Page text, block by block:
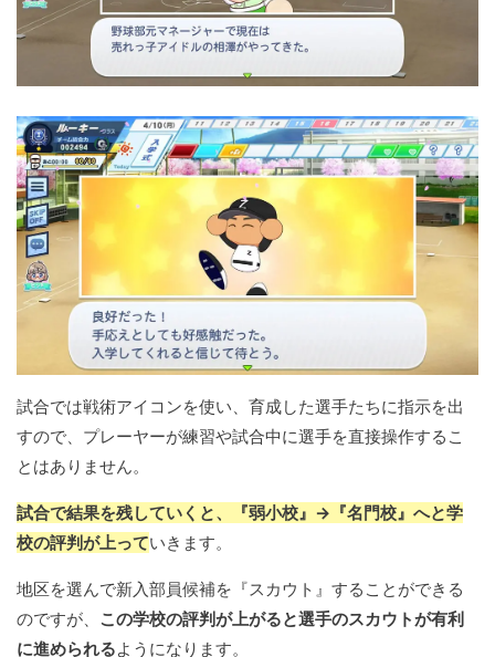
試合では戦術アイコンを使い、育成した選手たちに指示を出
すので、プレーヤーが練習や試合中に選手を直接操作するこ
とはありません。
試合で結果を残していくと、『弱小校』→『名門校』へと学
校の評判が上っていきます。
地区を選んで新入部員候補を『スカウト』することができる
のですが、 この学校の評判が上がると選手のスカウトが有利
に進められるようになります。